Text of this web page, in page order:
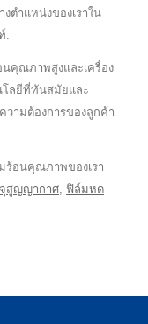
ตำแหน่งของเราใน
นคุณภาพสูงและเครื่อง
ลยีที่ทันสมัยและ
วามต้องการของลูกค้า
อนคุณภาพของเรา
จุสูญญากาศ ฟิล์มหด